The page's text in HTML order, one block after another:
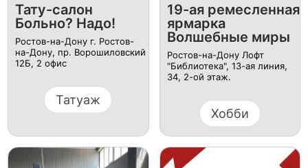
Тату-салон
Больно? Надо!
Ростов-на-Дону г. Ростов-
на-Дону, пр. Ворошиловский
12Б, ​2 офис
Татуаж
19-ая ремесленная
ярмарка
Волшебные миры
Ростов-на-Дону Лофт
"Библиотека", 13-ая линия,
34, 2-ой этаж.
Хобби